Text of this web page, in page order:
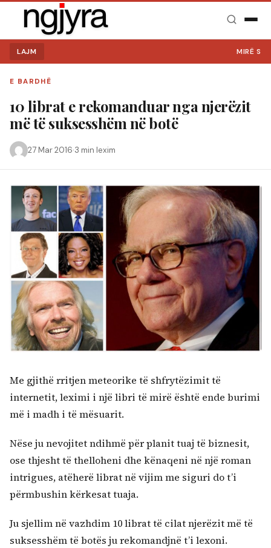
LAJM MIRË SE
E BARDHË
10 librat e rekomanduar nga njerëzit
më të suksesshëm në botë
27 Mar 2016·3 min lexim
Me gjithë rritjen meteorike të shfrytëzimit të
internetit, leximi i një libri të mirë është ende burimi
më i madh i të mësuarit.
Nëse ju nevojitet ndihmë për planit tuaj të biznesit,
ose thjesht të thelloheni dhe kënaqeni në një roman
intrigues, atëherë librat në vijim me siguri do t’i
përmbushin kërkesat tuaja.
Ju sjellim në vazhdim 10 librat të cilat njerëzit më të
suksesshëm të botës ju rekomandjnë t’i lexoni.